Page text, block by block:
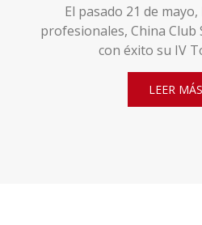
El pasado 21 de
profesionales, China Club
con éxito su IV
LEER MÁS